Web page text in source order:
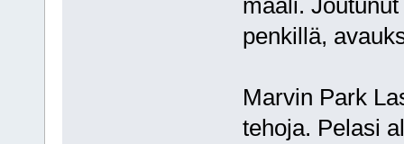
maali.
penkillä,
Marvin Park
tehoja. Pelasi